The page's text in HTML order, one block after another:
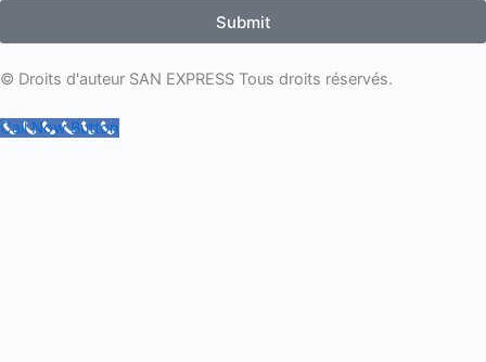
Submit
© Droits d'auteur SAN EXPRESS Tous droits réservés.
Call Now Button